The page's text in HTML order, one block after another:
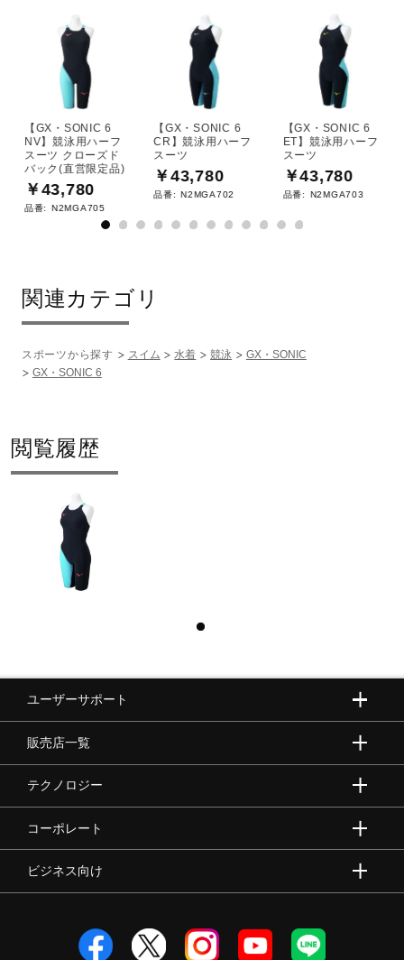
【GX・SONIC 6
NV】競泳用ハーフ
スーツ クローズド
バック(直営限定品)
￥43,780
品番: N2MGA705
【GX・SONIC 6
CR】競泳用ハーフ
スーツ
￥43,780
品番: N2MGA702
【GX・SONIC 6
ET】競泳用ハーフ
スーツ
￥43,780
品番: N2MGA703
関連カテゴリ
スポーツから探す スイム 水着 競泳
GX・SONIC
GX・SONIC 6
閲覧履歴
ユーザーサポート
販売店一覧
テクノロジー
コーポレート
ビジネス向け